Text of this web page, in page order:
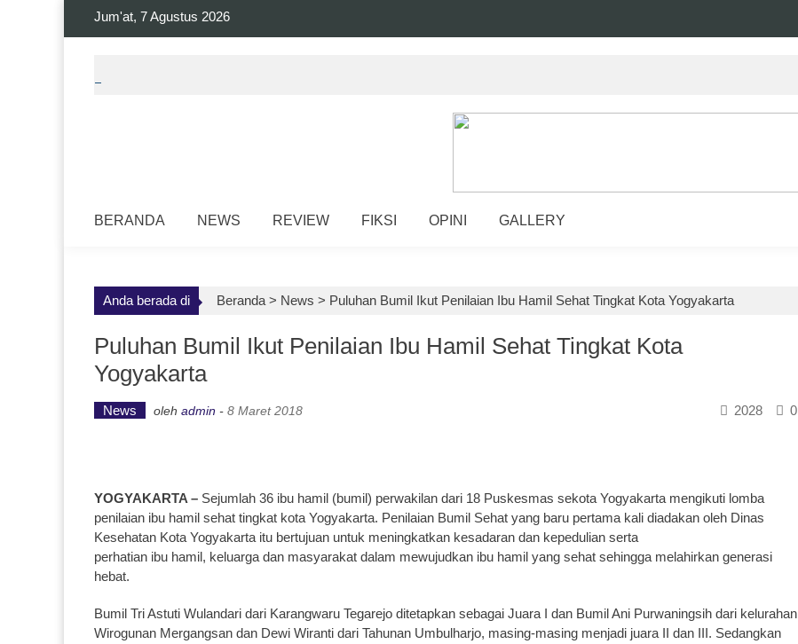
Jum'at, 7 Agustus 2026
BERANDA NEWS REVIEW FIKSI OPINI GALLERY
Anda berada di Beranda > News > Puluhan Bumil Ikut Penilaian Ibu Hamil Sehat Tingkat Kota Yogyakarta
Puluhan Bumil Ikut Penilaian Ibu Hamil Sehat Tingkat Kota
Yogyakarta
News oleh admin - 8 Maret 2018 0
2028
YOGYAKARTA – Sejumlah 36 ibu hamil (bumil) perwakilan dari 18 Puskesmas sekota Yogyakarta mengikuti lomba
penilaian ibu hamil sehat tingkat kota Yogyakarta. Penilaian Bumil Sehat yang baru pertama kali diadakan oleh Dinas
Kesehatan Kota Yogyakarta itu bertujuan untuk meningkatkan kesadaran dan kepedulian serta
perhatian ibu hamil, keluarga dan masyarakat dalam mewujudkan ibu hamil yang sehat sehingga melahirkan generasi
hebat.
Bumil Tri Astuti Wulandari dari Karangwaru Tegarejo ditetapkan sebagai Juara I dan Bumil Ani Purwaningsih dari kelurahan
Wirogunan Mergangsan dan Dewi Wiranti dari Tahunan Umbulharjo, masing-masing menjadi juara II dan III. Sedangkan